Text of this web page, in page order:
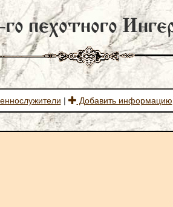
пехотного
| Добавить информацию